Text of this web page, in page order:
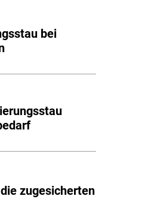
bei
zugesicherten